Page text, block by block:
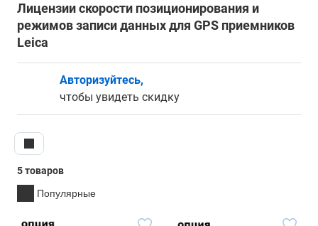
Лицензии скорости позиционирования и
режимов записи данных для GPS приемников
Leica
Авторизуйтесь,
чтобы увидеть скидку
5 товаров
Популярные